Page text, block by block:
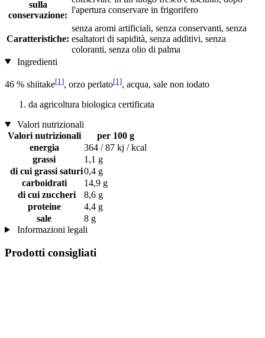
sulla
conservazione:
l'apertura conservare in frigorifero
Caratteristiche:
senza aromi artificiali, senza conservanti, senza
esaltatori di sapidità, senza additivi, senza
coloranti, senza olio di palma
Ingredienti
46 % shiitake[1], orzo perlato[1], acqua, sale non iodato
da agricoltura biologica certificata
Valori nutrizionali
Valori nutrizionali
per 100 g
energia
364 / 87 kj / kcal
grassi
1,1 g
di cui grassi saturi0,4 g
carboidrati
14,9 g
di cui zuccheri
8,6 g
proteine
4,4 g
sale
8 g
Informazioni legali
Prodotti consigliati